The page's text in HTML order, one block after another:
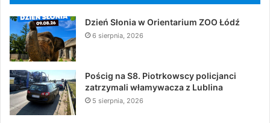
Dzień Słonia w Orientarium ZOO Łódź
6 sierpnia, 2026
Pościg na S8. Piotrkowscy policjanci
zatrzymali włamywacza z Lublina
5 sierpnia, 2026